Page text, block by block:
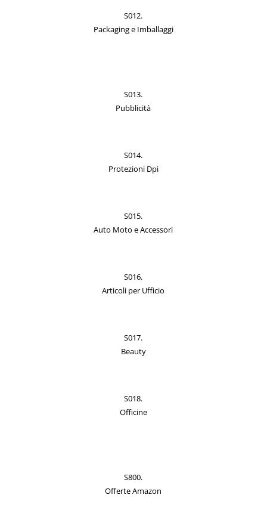
S012.
Packaging e Imballaggi
S013.
Pubblicità
S014.
Protezioni Dpi
S015.
Auto Moto e Accessori
S016.
Articoli per Ufficio
S017.
Beauty
S018.
Officine
S800.
Offerte Amazon